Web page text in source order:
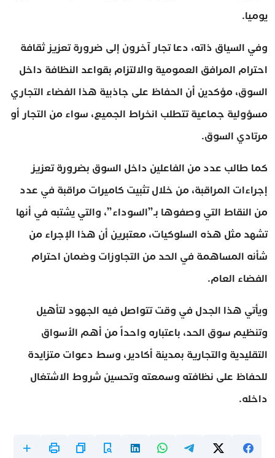
يوميا.
وفي السياق ذاته، دعا تجار آخرون إلى ضرورة تعزيز ثقافة
احترام المرافق العمومية والالتزام بقواعد النظافة داخل
السوق، مؤكدين أن الحفاظ على جاذبية هذا الفضاء التجاري
مسؤولية جماعية تتطلب انخراط الجميع، سواء من التجار أو
مرتادي السوق.
كما طالب عدد من الفاعلين داخل السوق بضرورة تعزيز
إجراءات المراقبة، من خلال تثبيت كاميرات مراقبة في عدد
من النقاط التي وصفوها بـ”السوداء”، والتي يشتبه في أنها
تشهد مثل هذه السلوكيات، معتبرين أن هذا الإجراء من
شأنه المساهمة في الحد من التجاوزات وضمان احترام
الفضاء العام.
ويأتي هذا الجدل في وقت تتواصل فيه الجهود لتأهيل
وتنظيم سوق الحد، باعتباره واحداً من أهم الأسواق
التقليدية والتجارية بمدينة أكادير، وسط دعوات متزايدة
للحفاظ على نظافته وسمعته وتحسين شروط الاشتغال
داخله.